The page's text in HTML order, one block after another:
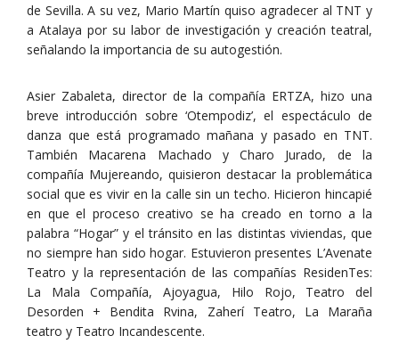
de Sevilla. A su vez, Mario Martín quiso agradecer al TNT y
a Atalaya por su labor de investigación y creación teatral,
señalando la importancia de su autogestión.
Asier Zabaleta, director de la compañía ERTZA, hizo una
breve introducción sobre ‘Otempodiz’, el espectáculo de
danza que está programado mañana y pasado en TNT.
También Macarena Machado y Charo Jurado, de la
compañía Mujereando, quisieron destacar la problemática
social que es vivir en la calle sin un techo. Hicieron hincapié
en que el proceso creativo se ha creado en torno a la
palabra “Hogar” y el tránsito en las distintas viviendas, que
no siempre han sido hogar. Estuvieron presentes L’Avenate
Teatro y la representación de las compañías ResidenTes:
La Mala Compañía, Ajoyagua, Hilo Rojo, Teatro del
Desorden + Bendita Rvina, Zaherí Teatro, La Maraña
teatro y Teatro Incandescente.